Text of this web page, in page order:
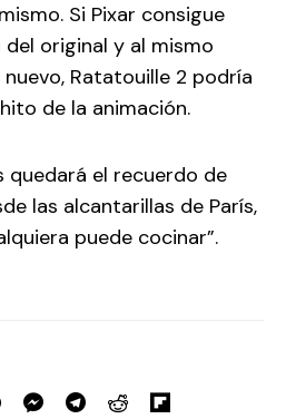
Si Pixar consigue
original y al mismo
Ratatouille 2 podría
de la animación.
quedará el recuerdo de
las alcantarillas de París,
puede cocinar”.